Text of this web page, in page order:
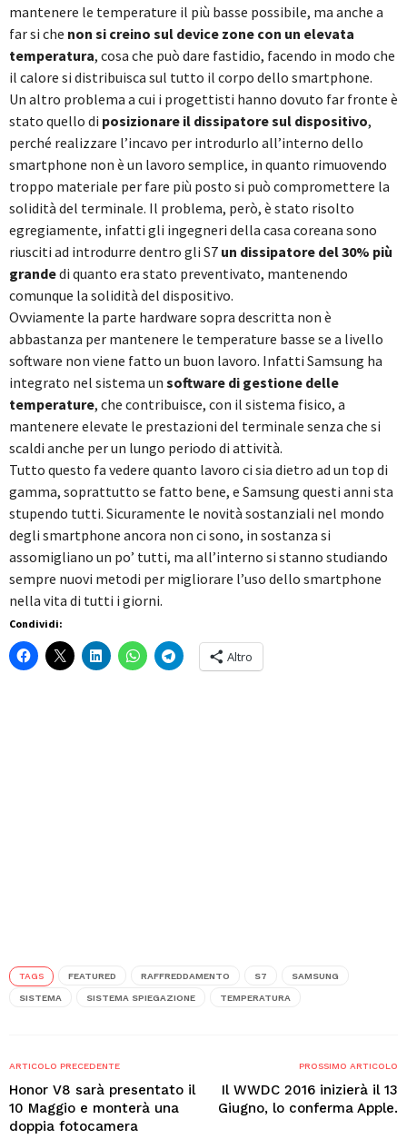
mantenere le temperature il più basse possibile, ma anche a
far si che non si creino sul device zone con un elevata
temperatura, cosa che può dare fastidio, facendo in modo che
il calore si distribuisca sul tutto il corpo dello smartphone.
Un altro problema a cui i progettisti hanno dovuto far fronte è
stato quello di posizionare il dissipatore sul dispositivo,
perché realizzare l’incavo per introdurlo all’interno dello
smartphone non è un lavoro semplice, in quanto rimuovendo
troppo materiale per fare più posto si può compromettere la
solidità del terminale. Il problema, però, è stato risolto
egregiamente, infatti gli ingegneri della casa coreana sono
riusciti ad introdurre dentro gli S7 un dissipatore del 30% più
grandedi quanto era stato preventivato, mantenendo
comunque la solidità del dispositivo.
Ovviamente la parte hardware sopra descritta non è
abbastanza per mantenere le temperature basse se a livello
software non viene fatto un buon lavoro. Infatti Samsung ha
integrato nel sistema un software di gestione delle
temperature, che contribuisce, con il sistema fisico, a
mantenere elevate le prestazioni del terminale senza che si
scaldi anche per un lungo periodo di attività.
Tutto questo fa vedere quanto lavoro ci sia dietro ad un top di
gamma, soprattutto se fatto bene, e Samsung questi anni sta
stupendo tutti. Sicuramente le novità sostanziali nel mondo
degli smartphone ancora non ci sono, in sostanza si
assomigliano un po’ tutti, ma all’interno si stanno studiando
sempre nuovi metodi per migliorare l’uso dello smartphone
nella vita di tutti i giorni.
Condividi:
Altro
TAGS FEATURED RAFFREDDAMENTO S7 SAMSUNG
SISTEMA SISTEMA SPIEGAZIONE TEMPERATURA
ARTICOLO PRECEDENTE
Honor V8 sarà presentato il
10 Maggio e monterà una
doppia fotocamera
PROSSIMO ARTICOLO
Il WWDC 2016 inizierà il 13
Giugno, lo conferma Apple.